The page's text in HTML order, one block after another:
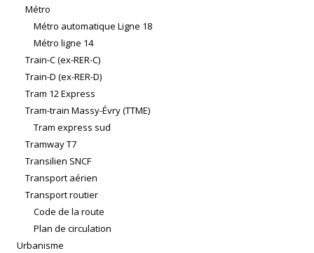
Métro
Métro automatique Ligne 18
Métro ligne 14
Train-C (ex-RER-C)
Train-D (ex-RER-D)
Tram 12 Express
Tram-train Massy-Évry (TTME)
Tram express sud
Tramway T7
Transilien SNCF
Transport aérien
Transport routier
Code de la route
Plan de circulation
Urbanisme